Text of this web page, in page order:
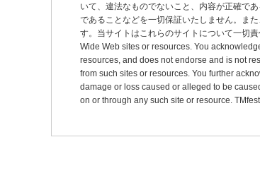
いて、違法なものでないこと、内容が正確で
であることなどを一切保証いたしません。ま
す。当サイトはこれらのサイトについて一切
Wide Web sites or resources. You
resources, and does not endorse and is not
from such sites or resources. You further
damage or loss caused or alleged to be
on or through any such site or resource.